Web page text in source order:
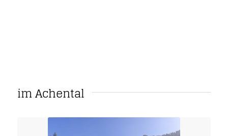
im Achental